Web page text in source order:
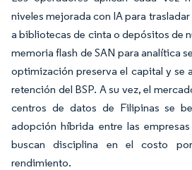
niveles mejorada con IA para
a bibliotecas de cinta o depósitos de
memoria flash de SAN para analítica
optimización preserva el capital y se
retención del BSP. A su vez, el
centros de datos de Filipinas se
adopción híbrida entre las
buscan disciplina en el costo
rendimiento.